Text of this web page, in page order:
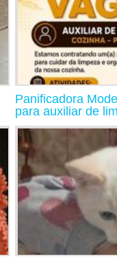
Panificadora
para auxiliar de